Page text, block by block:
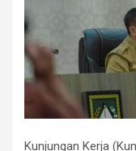
Kunjungan Kerja